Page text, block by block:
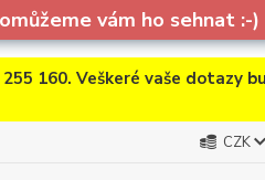
vám ho sehnat :-)
160. Veškeré vaše dotazy
CZK